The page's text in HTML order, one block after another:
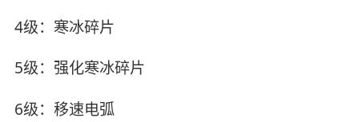
4级：寒冰碎片
5级：强化寒冰碎片
6级：移速电弧